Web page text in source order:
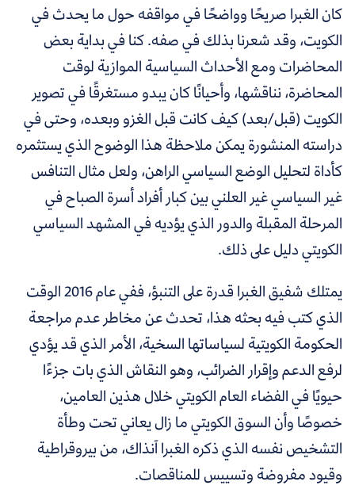
كان الغبرا صريحًا وواضحًا في مواقفه حول ما يحدث في
الكويت، وقد شعرنا بذلك في صفه. كنا في بداية بعض
المحاضرات ومع الأحداث السياسية الموازية لوقت
المحاضرة، نناقشها، وأحيانًا كان يبدو مستغرقًا في تصوير
الكويت (قبل/بعد) كيف كانت قبل الغزو وبعده، وحتى في
دراسته المنشورة يمكن ملاحظة هذا الوضوح الذي يستثمره
كأداة لتحليل الوضع السياسي الراهن، ولعل مثال التنافس
غير السياسي غير العلني بين كبار أفراد أسرة الصباح في
المرحلة المقبلة والدور الذي يؤديه في المشهد السياسي
الكويتي دليل على ذلك.
يمتلك شفيق الغبرا قدرة على التنبؤ، ففي عام 2016 الوقت
الذي كتب فيه بحثه هذا، تحدث عن مخاطر عدم مراجعة
الحكومة الكويتية لسياساتها السخية، الأمر الذي قد يؤدي
لرفع الدعم وإقرار الضرائب، وهو النقاش الذي بات جزءًا
حيويًا في الفضاء العام الكويتي خلال هذين العامين،
خصوصًا وأن السوق الكويتي ما زال يعاني تحت وطأة
التشخيص نفسه الذي ذكره الغبرا آنذاك، من بيروقراطية
وقيود مفروضة وتسييس للمناقصات.